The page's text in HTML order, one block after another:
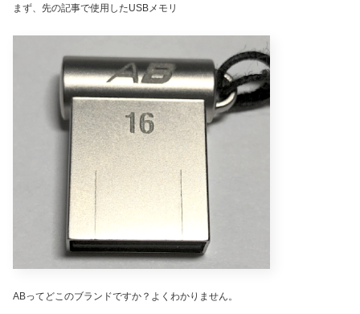
まず、先の記事で使用したUSBメモリ
ABってどこのブランドですか？よくわかりません。